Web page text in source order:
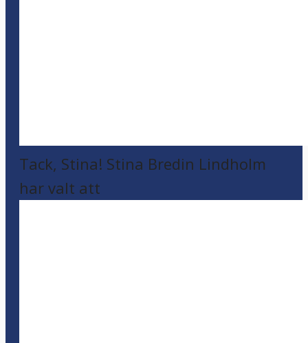
Tack, Stina! Stina Bredin Lindholm
har valt att